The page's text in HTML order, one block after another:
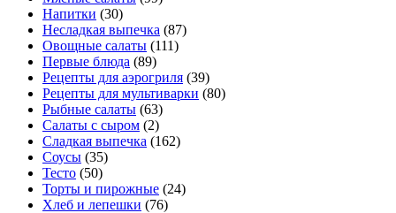
Напитки (30)
Несладкая выпечка (87)
Овощные салаты (111)
Первые блюда (89)
Рецепты для аэрогриля (39)
Рецепты для мультиварки (80)
Рыбные салаты (63)
Салаты с сыром (2)
Сладкая выпечка (162)
Соусы (35)
Тесто (50)
Торты и пирожные (24)
Хлеб и лепешки (76)